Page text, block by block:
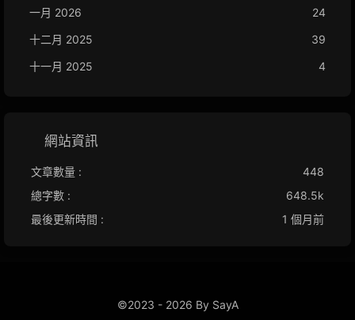
一月 2026
24
十二月 2025
39
十一月 2025
4
網站資訊
文章數量 :
448
總字數 :
648.5k
最後更新時間 :
1 個月前
©2023 - 2026 By SayA